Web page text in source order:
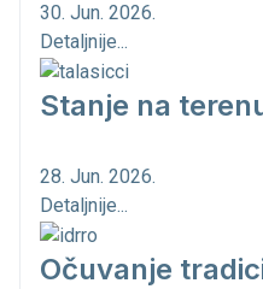
30. Jun. 2026.
Detaljnije...
Stanje na
28. Jun. 2026.
Detaljnije...
Očuvanje